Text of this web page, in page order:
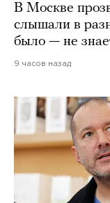
В Москве
слышали в
было — не
9 часов назад